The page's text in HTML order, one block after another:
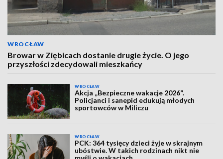
WROCŁAW
Browar w Ziębicach dostanie drugie życie. O jego
przyszłości zdecydowali mieszkańcy
WROCŁAW
Akcja „Bezpieczne wakacje 2026”.
Policjanci i sanepid edukują młodych
sportowców w Miliczu
WROCŁAW
PCK: 364 tysięcy dzieci żyje w skrajnym
ubóstwie. W takich rodzinach nikt nie